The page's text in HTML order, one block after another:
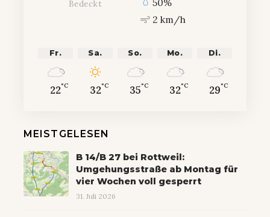
Bedeckt
50%
2 km/h
Fr.
22°C
Sa.
32°C
So.
35°C
Mo.
32°C
Di.
29°C
MEISTGELESEN
B 14/B 27 bei Rottweil:
Umgehungsstraße ab Montag für
vier Wochen voll gesperrt
31. Juli 2026